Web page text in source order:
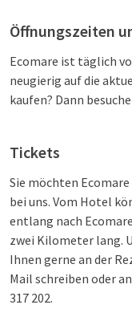
Öffnungszeiten
Ecomare ist täglich
neugierig auf die
kaufen? Dann
Tickets
Sie möchten Ecomare
bei uns. Vom Hotel
entlang nach
zwei Kilometer lang.
Ihnen gerne an der
Mail schreiben oder
317 202.